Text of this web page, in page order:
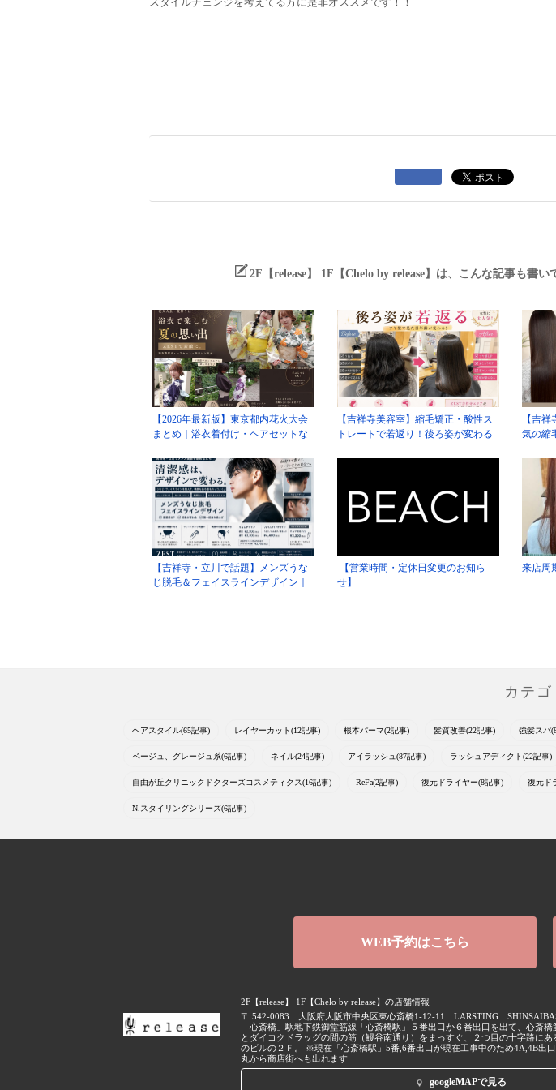
2F【release】 1F【Chelo by release】は、こんな記事も書い
【2026年最新版】東京都内花火大会
まとめ｜浴衣着付け・ヘアセットな
【吉祥寺美容室】縮毛矯正・酸性ス
トレートで若返り！後ろ姿が変わる
【吉
気の縮
【吉祥寺・立川で話題】メンズうな
じ脱毛＆フェイスラインデザイン｜
【営業時間・定休日変更のお知ら
せ】
来店周
カテゴ
ヘアスタイル(65記事) レイヤーカット(12記事) 根本パーマ(2記事) 髪質改善(22記事) 強髪スパ
ベージュ、グレージュ系(6記事) ネイル(24記事) アイラッシュ(87記事) ラッシュアディクト(22記事)
自由が丘クリニックドクターズコスメティクス(16記事) ReFa(2記事) 復元ドライヤー(8記事) 復元ド
N.スタイリングシリーズ(6記事)
WEB予約はこちら
2F【release】 1F【Chelo by release】の店舗情報
〒 542-0083 大阪府大阪市中央区東心斎橋1-12-11 LARSTING
「心斎橋」駅地下鉄御堂筋線「心斎橋駅」５番出口か６番出口を出て、心斎
とダイコクドラッグの間の筋（鰻谷南通り）をまっすぐ、２つ目の十字路に
のビルの２Ｆ。 ※現在「心斎橋駅」5番,6番出口が現在工事中のため4A,4B出
丸から商店街へも出れます
googleMAPで見る